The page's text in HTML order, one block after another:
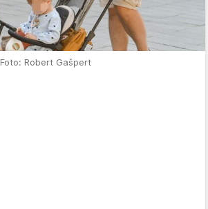
Foto: Robert Gašpert